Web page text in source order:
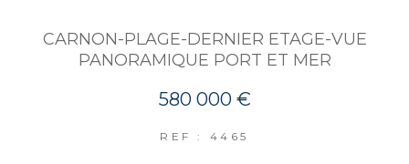
CARNON-PLAGE-DERNIER ETAGE-VUE
PANORAMIQUE PORT ET MER
580 000 €
REF : 4465